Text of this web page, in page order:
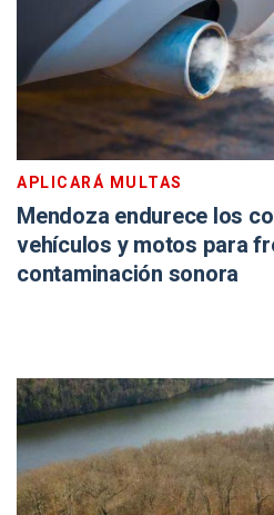
APLICARÁ MULTAS
Mendoza endurece los
vehículos y motos para
contaminación sonora